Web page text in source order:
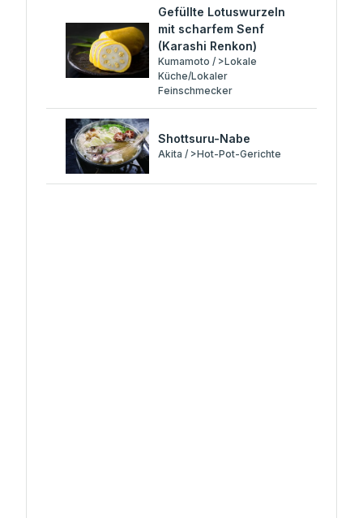
Gefüllte Lotuswurzeln
mit scharfem Senf
(Karashi Renkon)
Kumamoto / >Lokale
Küche/Lokaler
Feinschmecker
Shottsuru-Nabe
Akita / >Hot-Pot-Gerichte